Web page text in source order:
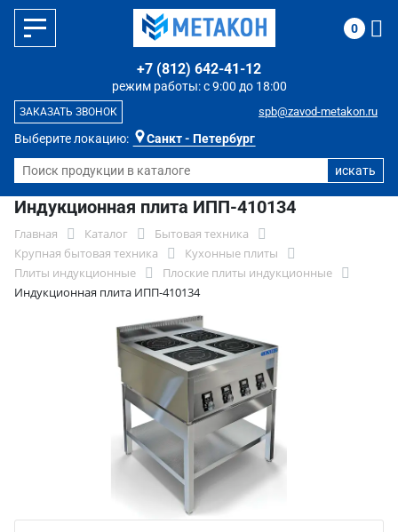
Выберите локацию: Санкт - Петербург
режим работы: с 9:00 до 18:00
+7 (812) 642-41-12
spb@zavod-metakon.ru
ЗАКАЗАТЬ ЗВОНОК
0
Индукционная плита ИПП-410134
Главная Каталог
Бытовая техника
Крупная бытовая техника
Кухонные плиты
Плиты индукционные
Плоские плиты индукционные
Индукционная плита ИПП-410134